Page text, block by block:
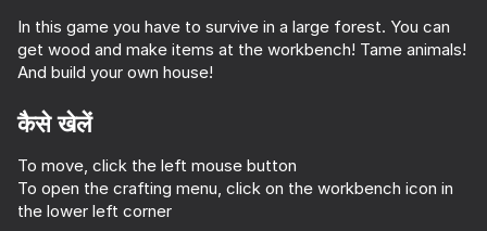
BlockMine Craft 3D
71
Mine Rush 3D
56
63
In this game you have to survive in a large forest. You can
get wood and make items at the workbench! Tame animals!
And build your own house!
कैसे खेलें
To move, click the left mouse button
To open the crafting menu, click on the workbench icon in
the lower left corner